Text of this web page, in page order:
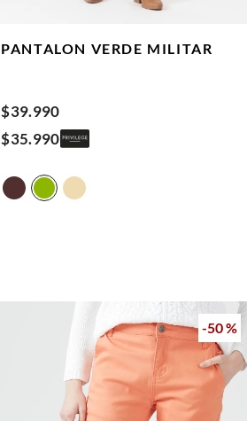
PANTALON VERDE MILITAR
$39.990
$35.990
-50 %